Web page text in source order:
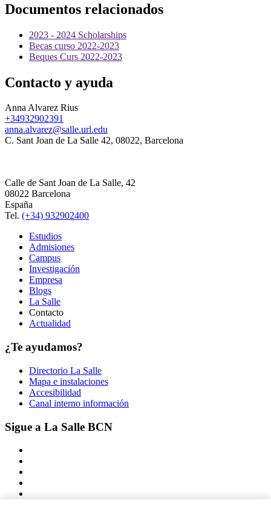
Documentos relacionados
2023 - 2024 Scholarships
Becas curso 2022-2023
Beques Curs 2022-2023
Contacto y ayuda
Anna Alvarez Rius
+34932902391
anna.alvarez@salle.url.edu
C. Sant Joan de La Salle 42, 08022, Barcelona
Calle de Sant Joan de La Salle, 42
08022 Barcelona
España
Tel. (+34) 932902400
Estudios
Admisiones
Campus
Investigación
Empresa
Blogs
La Salle
Contacto
Actualidad
¿Te ayudamos?
Directorio La Salle
Mapa e instalaciones
Accesibilidad
Canal interno información
Sigue a La Salle BCN